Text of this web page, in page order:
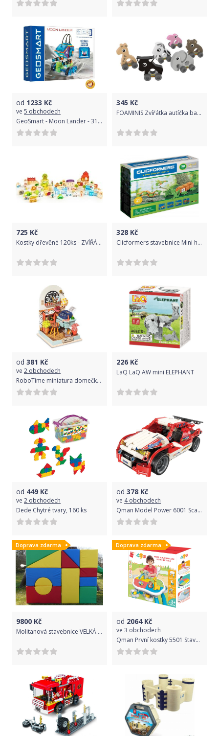
od 1233 Kč
ve 5 obchodech
GeoSmart - Moon Lander - 31 ks
345 Kč
FOAMINIS Zvířátka autíčka barevná 12
725 Kč
Kostky dřevěné 120ks - ZVÍŘÁTKA A MĚSTO barevné - EcoToys
328 Kč
Clicformers stavebnice Mini hmyz
od 381 Kč
ve 2 obchodech
RoboTime miniatura domečku Studovna ke psaní deníku
226 Kč
LaQ LaQ AW mini ELEPHANT
od 449 Kč
ve 2 obchodech
Dede Chytré tvary, 160 ks
od 378 Kč
ve 4 obchodech
Qman Model Power 6001 Scarlet Shadow Canis
Doprava zdarma
9800 Kč
Molitanová stavebnice VELKÁ 13 ks (30 cm)
Doprava zdarma
od 2064Kč
ve 3 obchodech
Qman První kostky 5501 Stavební stůl pro andílky